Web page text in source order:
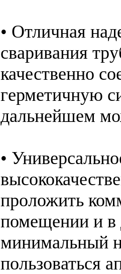
• Отличная
сваривания
качественно
герметичную
дальнейшем
•
проложить
помещении и в
минимальный
пользоваться